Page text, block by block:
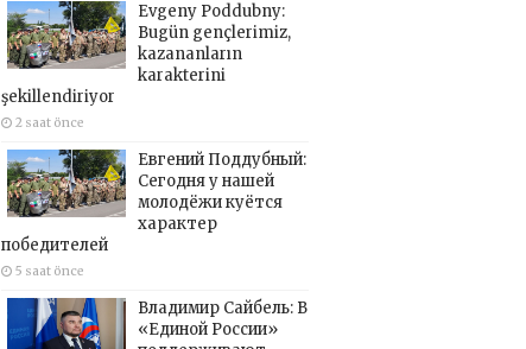
Evgeny Poddubny:
Bugün gençlerimiz,
kazananların
karakterini
şekillendiriyor
2 saat önce
Евгений Поддубный:
Сегодня у нашей
молодёжи куётся
характер
победителей
5 saat önce
Владимир Сайбель: В
«Единой России»